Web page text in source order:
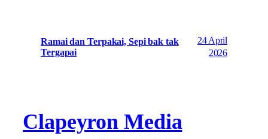
Ramai dan Terpakai, Sepi bak tak
Tergapai
24 April
2026
Clapeyron Media